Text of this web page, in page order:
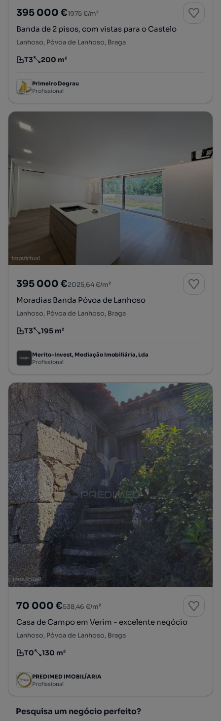
395 000 €1975 €/m²
Banda de 2 pisos, com vistas para o Castelo
Lanhoso, Póvoa de Lanhoso, Braga
Tipologia
T3
Preço por metro quadrado
200 m²
Primeiro Degrau
Profissional
395 000 €2025,64 €/m²
Moradias Banda Póvoa de Lanhoso
Lanhoso, Póvoa de Lanhoso, Braga
Tipologia
T3
Preço por metro quadrado
195 m²
Merito-Invest, Mediação Imobiliária, Lda
Profissional
70 000 €538,46 €/m²
Casa de Campo em Verim - excelente negócio
Lanhoso, Póvoa de Lanhoso, Braga
Tipologia
T0
Preço por metro quadrado
130 m²
PREDIMED IMOBILÍARIA
Profissional
Pesquisa um negócio perfeito?